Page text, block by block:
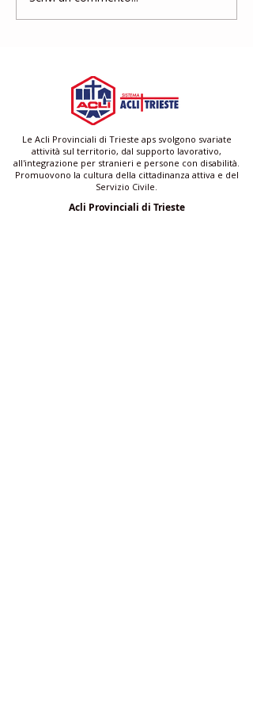
Aiuto
Le Acli Provinciali di Trieste aps svolgono svariate
attività sul territorio, dal supporto lavorativo,
all'integrazione per stranieri e persone con disabilità.
Promuovono la cultura della cittadinanza attiva e del
Servizio Civile.
Acli Provinciali di Trieste